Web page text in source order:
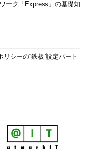
ーク「Express」の基礎知
シーの“鉄板”設定パート